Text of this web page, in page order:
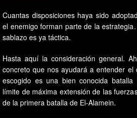
Cuantas disposiciones haya sido
el enemigo forman parte de la
sablazo es ya táctica.
Hasta aquí la consideración general.
concreto que nos ayudará a entender el
escogido es una bien conocida
límite de máxima extensión de las
de la primera batalla de El-Alamein.